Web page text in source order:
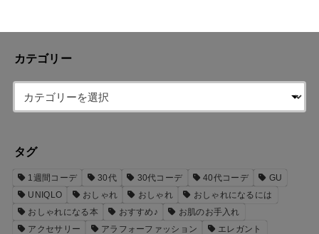
カテゴリー
タグ
1週間コーデ 30代 30代コーデ 40代コーデ
GU
UNIQLO
おしゃれ おしゃれ
おしゃれになるには
おしゃれになる本
おすすめ♪
お肌のお手入れ
アクセサリー
アラフォーファッション
エレガント